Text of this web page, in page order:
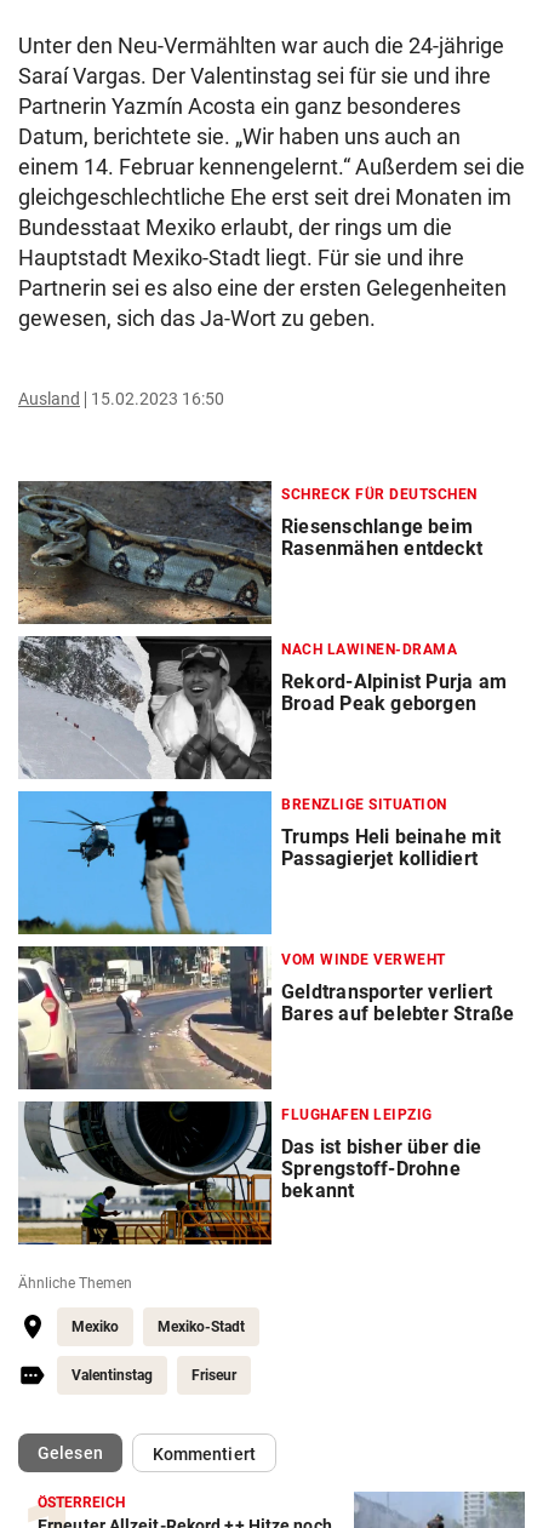
Unter den Neu-Vermählten war auch die 24-jährige
Saraí Vargas. Der Valentinstag sei für sie und ihre
Partnerin Yazmín Acosta ein ganz besonderes
Datum, berichtete sie. „Wir haben uns auch an
einem 14. Februar kennengelernt.“ Außerdem sei die
gleichgeschlechtliche Ehe erst seit drei Monaten im
Bundesstaat Mexiko erlaubt, der rings um die
Hauptstadt Mexiko-Stadt liegt. Für sie und ihre
Partnerin sei es also eine der ersten Gelegenheiten
gewesen, sich das Ja-Wort zu geben.
Ausland 15.02.2023 16:50
SCHRECK FÜR DEUTSCHEN
Riesenschlange beim
Rasenmähen entdeckt
NACH LAWINEN-DRAMA
Rekord-Alpinist Purja am
Broad Peak geborgen
BRENZLIGE SITUATION
Trumps Heli beinahe mit
Passagierjet kollidiert
VOM WINDE VERWEHT
Geldtransporter verliert
Bares auf belebter Straße
FLUGHAFEN LEIPZIG
Das ist bisher über die
Sprengstoff-Drohne
bekannt
Ähnliche Themen
Mexiko Mexiko-Stadt
Valentinstag Friseur
Gelesen(ausgewählt)Kommentiert
ÖSTERREICH